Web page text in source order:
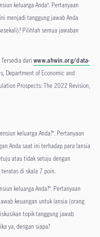
keluarga Anda”. Pertanyaan
menjadi tanggung jawab Anda
Pilihlah semua jawaban
dari www.ahwin.org/data-
Department of Economic and
Prospects: The 2022 Revision,
keluarga Anda?”. Pertanyaan
Anda saat ini terhadap para lansia
atau tidak setuju dengan
di skala 7 poin.
keluarga Anda?”. Pertanyaan
keuangan untuk lansia (orang
topik tanggung jawab
ya, dengan siapa?